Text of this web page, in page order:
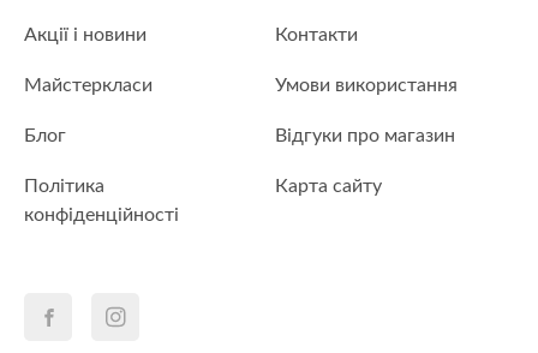
Акції і новини Контакти
Майстеркласи Умови використання
Блог Відгуки про магазин
Політика
конфіденційності
Карта сайту